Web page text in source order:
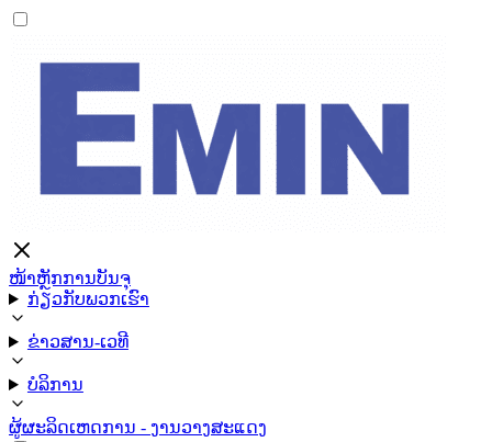
ໜ້າຫຼັກການບັນຈຸ
ກ່ຽວກັບພວກເຮົາ
ຂ່າວສານ-ເວທີ
ບໍລິການ
ຜູ້ຜະລິດເຫດການ - ງານວາງສະແດງ